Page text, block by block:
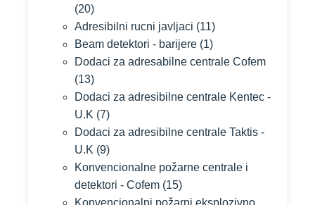
(20)
Adresibilni rucni javljaci (11)
Beam detektori - barijere (1)
Dodaci za adresabilne centrale Cofem
(13)
Dodaci za adresibilne centrale Kentec -
U.K (7)
Dodaci za adresibilne centrale Taktis -
U.K (9)
Konvencionalne požarne centrale i
detektori - Cofem (15)
Konvencionalni požarni eksplozivno